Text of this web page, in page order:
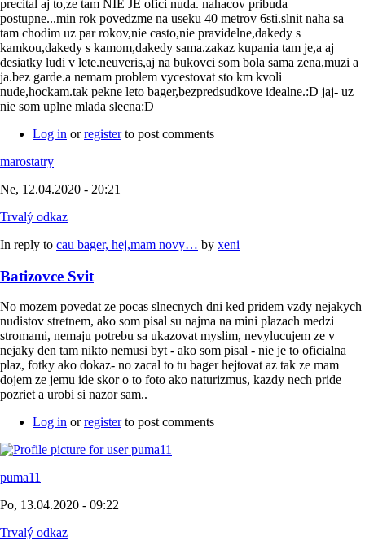
precital aj to,ze tam NIE JE ofici nuda. nahacov pribuda
postupne...min rok povedzme na useku 40 metrov 6sti.slnit naha sa
tam chodim uz par rokov,nie casto,nie pravidelne,dakedy s
kamkou,dakedy s kamom,dakedy sama.zakaz kupania tam je,a aj
desiatky ludi v lete.neuveris,aj na bukovci som bola sama zena,muzi a
ja.bez garde.a nemam problem vycestovat sto km kvoli
nude,hockam.tak pekne leto bager,bezpredsudkove idealne.:D jaj- uz
nie som uplne mlada slecna:D
Log in orregisterto post comments
marostatry
Ne, 12.04.2020 - 20:21
Trvalý odkaz
In reply to cau bager, hej,mam novy… by xeni
Batizovce Svit
No mozem povedat ze pocas slnecnych dni ked pridem vzdy nejakych
nudistov stretnem, ako som pisal su najma na mini plazach medzi
stromami, nemaju potrebu sa ukazovat myslim, nevylucujem ze v
nejaky den tam nikto nemusi byt - ako som pisal - nie je to oficialna
plaz, fotky ako dokaz- no zacal to tu bager hejtovat az tak ze mam
dojem ze jemu ide skor o to foto ako naturizmus, kazdy nech pride
pozriet a urobi si nazor sam..
Log in orregisterto post comments
puma11
Po, 13.04.2020 - 09:22
Trvalý odkaz